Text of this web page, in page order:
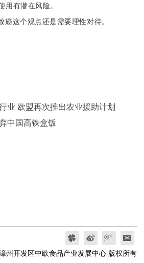
用有潜在风险。
癌这个观点还是需要理性对待。
业 欧盟再次推出农业援助计划
中国高铁盒饭
州开发区中欧食品产业发展中心 版权所有